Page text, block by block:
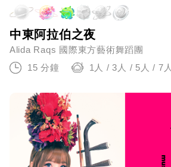
中東阿拉伯之夜
Alida Raqs 國際東方藝術舞蹈團
15 分鐘
1人 / 3人 / 5人 / 7人